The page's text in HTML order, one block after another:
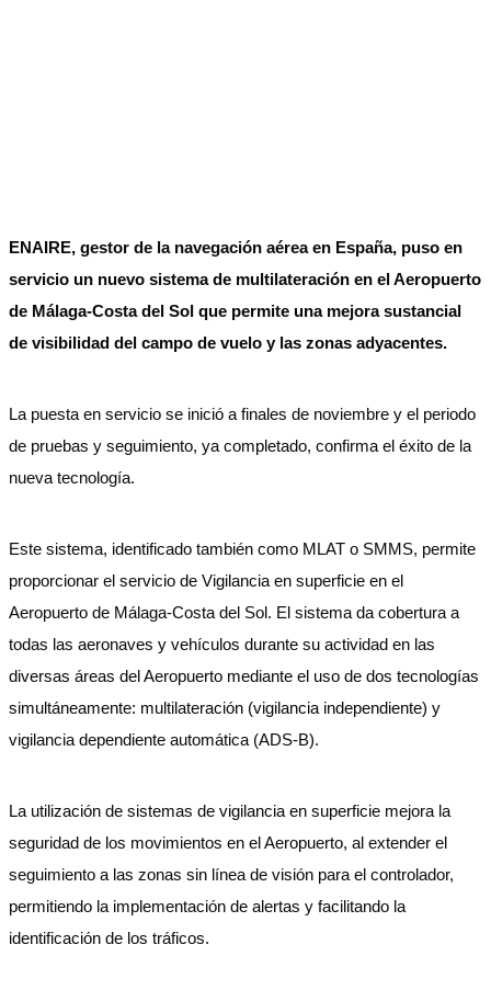
ENAIRE, gestor de la navegación aérea en España, puso en
servicio un nuevo sistema de multilateración en el Aeropuerto
de Málaga-Costa del Sol que permite una mejora sustancial
de visibilidad del campo de vuelo y las zonas adyacentes.
La puesta en servicio se inició a finales de noviembre y el periodo
de pruebas y seguimiento, ya completado, confirma el éxito de la
nueva tecnología.
Este sistema, identificado también como MLAT o SMMS, permite
proporcionar el servicio de Vigilancia en superficie en el
Aeropuerto de Málaga-Costa del Sol. El sistema da cobertura a
todas las aeronaves y vehículos durante su actividad en las
diversas áreas del Aeropuerto mediante el uso de dos tecnologías
simultáneamente: multilateración (vigilancia independiente) y
vigilancia dependiente automática (ADS-B).
La utilización de sistemas de vigilancia en superficie mejora la
seguridad de los movimientos en el Aeropuerto, al extender el
seguimiento a las zonas sin línea de visión para el controlador,
permitiendo la implementación de alertas y facilitando la
identificación de los tráficos.